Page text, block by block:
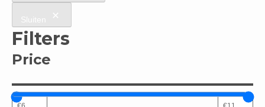
Sluiten
Filters
Price